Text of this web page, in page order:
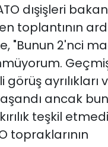
dışişleri
toplantının
"Bunun 2'nci
ayrılıkları
ancak
teşkil
topraklarının